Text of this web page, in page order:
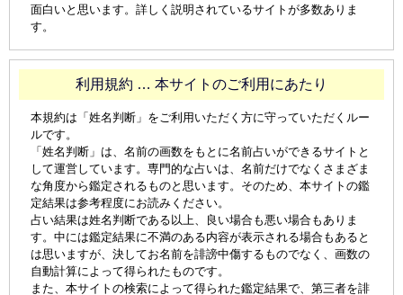
面白いと思います。詳しく説明されているサイトが多数ありま
す。
利用規約 … 本サイトのご利用にあたり
本規約は「姓名判断」をご利用いただく方に守っていただくルー
ルです。
「姓名判断」は、名前の画数をもとに名前占いができるサイトと
して運営しています。専門的な占いは、名前だけでなくさまざま
な角度から鑑定されるものと思います。そのため、本サイトの鑑
定結果は参考程度にお読みください。
占い結果は姓名判断である以上、良い場合も悪い場合もありま
す。中には鑑定結果に不満のある内容が表示される場合もあると
は思いますが、決してお名前を誹謗中傷するものでなく、画数の
自動計算によって得られたものです。
また、本サイトの検索によって得られた鑑定結果で、第三者を誹